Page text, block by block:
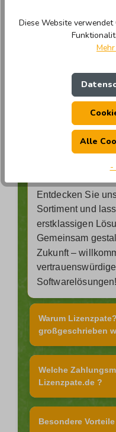
bestens in der
aus und steht
Bei uns erwarten
Produkte,
Ihre Erwartungen
Inspiration und
uns im
Software finden,
Bedürfnissen
Entdecken Sie
Sortiment und
erstklassigen
Gemeinsam
Zukunft –
Softwarelösungen!
Warum
großgeschrieben
Welche
Lizenzpate.de ?
Besondere
Diese Website verwendet
Alle
-